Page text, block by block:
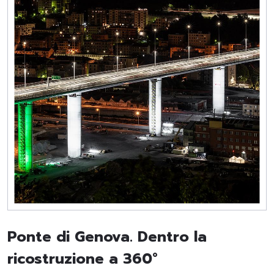
Ponte di Genova. Dentro la
ricostruzione a 360°